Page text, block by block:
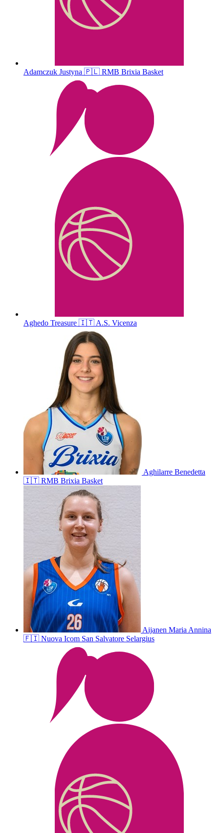
Adamczuk Justyna 🇵🇱 RMB Brixia Basket
Aghedo Treasure 🇮🇹A.S. Vicenza
Aghilarre Benedetta
🇮🇹 RMB Brixia Basket
Aijanen Maria Annina
🇫🇮 Nuova Icom San Salvatore Selargius